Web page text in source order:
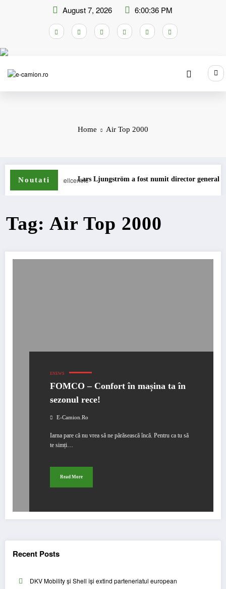
August 7, 2026 6:00:36 PM
Home Air Top 2000
Noutati Lars Ljungström a fost numit director general (CFO)
Tag: Air Top 2000
ENEWS
FOMCO – Confort în mașina ta în
sezonul rece!
E-Camion.ro
Iarna pare că nu vrea să ne părăsească încă. Pentru ca tu să
te simți…
Read More
Recent Posts
DKV Mobility și Shell își extind parteneriatul european